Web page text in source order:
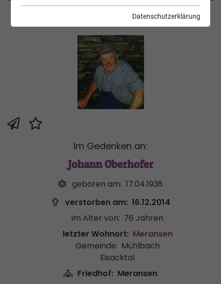
Im Gedenken an:
Johann Oberhofer
geboren am: 17.04.1938
verstorben am: 16.12.2014
im Alter von: 76 Jahren
letzter Wohnort: Meransen
Gemeinde: Mühlbach
Eisacktal
Friedhof: Meransen
Datenschutzerklärung